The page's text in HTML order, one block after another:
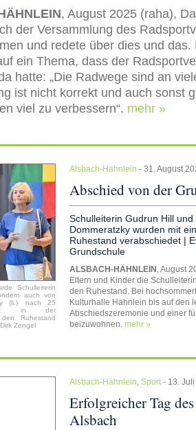
, August 2025 (raha),
der Versammlung des
und redete über dies und
ein Thema, dass der
hatte: „Die Radwege sind an
ist nicht korrekt und auch sonst
viel zu verbessern“. mehr »
Schulleiterin
auch von
(li.) nach 25
in der
Ruhestand
Zengel
Alsbach-Hähnlein - 31. August
Abschied von der
Schulleiterin Gudrun Hill
Dommeratzky wurden mit
Ruhestand verabschiedet |
Grundschule
ALSBACH-HÄHNLEIN , August
Eltern und Kinder die
den Ruhestand. Bei
Kulturhalle Hähnlein bis auf den
Abschiedszeremonie und einer
beizuwohnen. mehr »
Alsbach-Hähnlein, Sport- 13.
Erfolgreicher Tag
Alsbach